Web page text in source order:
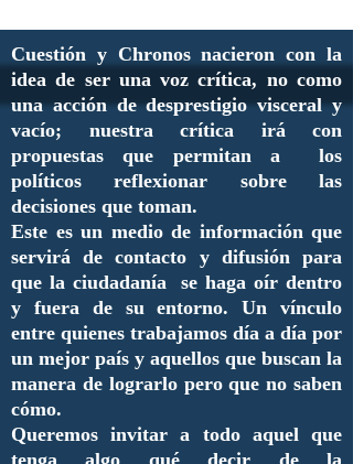
Cuestión y Chronos nacieron con la
idea de ser una voz crítica, no como
una acción de desprestigio visceral y
vacío; nuestra crítica irá con
propuestas que permitan a los
políticos reflexionar sobre las
decisiones que toman.
Este es un medio de información que
servirá de contacto y difusión para
que la ciudadanía se haga oír dentro
y fuera de su entorno. Un vínculo
entre quienes trabajamos día a día por
un mejor país y aquellos que buscan la
manera de lograrlo pero que no saben
cómo.
Queremos invitar a todo aquel que
tenga algo qué decir de la